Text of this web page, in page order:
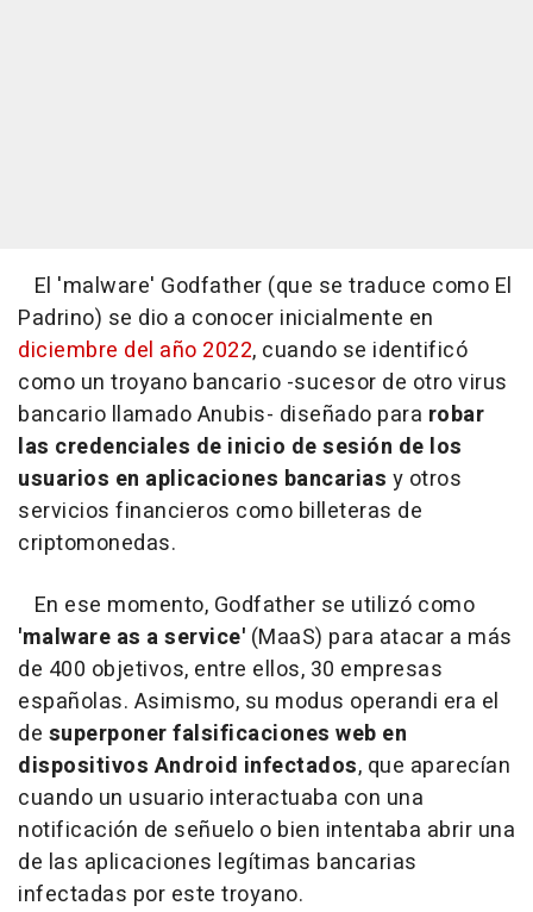
El 'malware' Godfather (que se traduce como El
Padrino) se dio a conocer inicialmente en
diciembre del año 2022, cuando se identificó
como un troyano bancario -sucesor de otro virus
bancario llamado Anubis- diseñado para robar
las credenciales de inicio de sesión de los
usuarios en aplicaciones bancarias y otros
servicios financieros como billeteras de
criptomonedas.
En ese momento, Godfather se utilizó como
'malware as a service' (MaaS) para atacar a más
de 400 objetivos, entre ellos, 30 empresas
españolas. Asimismo, su modus operandi era el
de superponer falsificaciones web en
dispositivos Android infectados, que aparecían
cuando un usuario interactuaba con una
notificación de señuelo o bien intentaba abrir una
de las aplicaciones legítimas bancarias
infectadas por este troyano.